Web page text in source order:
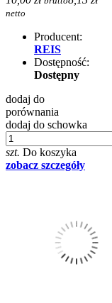
netto
Producent:
REIS
Dostępność:
Dostępny
dodaj do
porównania
dodaj do schowka
szt. Do koszyka
zobacz szczegóły